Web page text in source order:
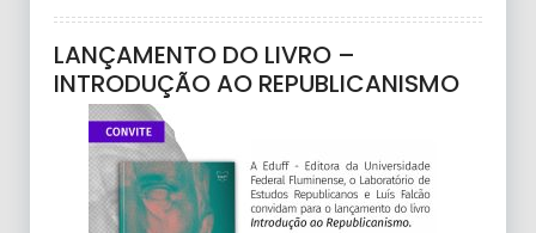
LANÇAMENTO DO LIVRO –
INTRODUÇÃO AO REPUBLICANISMO